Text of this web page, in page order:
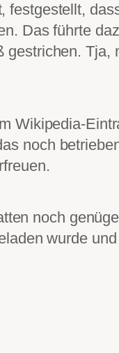
festgestellt,
Das führte
gestrichen. Tja,
Wikipedia-
noch
noch
wurde